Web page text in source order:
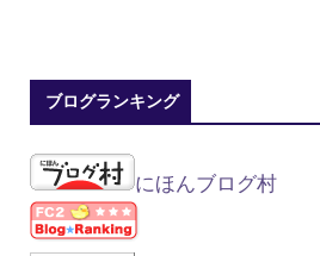
ブログランキング
にほんブログ村